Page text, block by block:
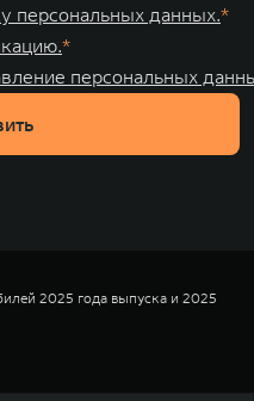
персональных данных.
персональных
2025 года выпуска и 2025
2025 года выпуска и 2025